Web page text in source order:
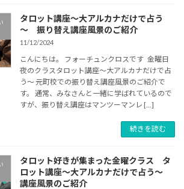
タロット講座～大アルカナだけで占う
～ 振り替え講座風景のご紹介
11/12/2024
こんにちは。 フォーチュンクロスです 金曜日
夜のクラスタロット講座～大アルカナだけで占
う～ 元町校での振り替え講座風景のご紹介で
す。 通常、みなさんと一緒に学ばれているので
すが、振り替え講座はマンツーマンレ […]
続きを読む
タロット好きが集まった金曜クラス タ
ロット講座～大アルカナだけで占う～
講座風景のご紹介